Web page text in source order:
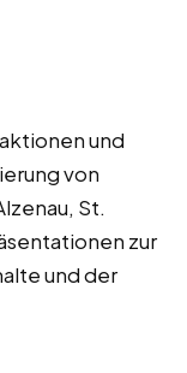
und
von
St.
zur
und der